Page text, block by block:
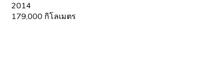
2014
179,000 กิโลเมตร